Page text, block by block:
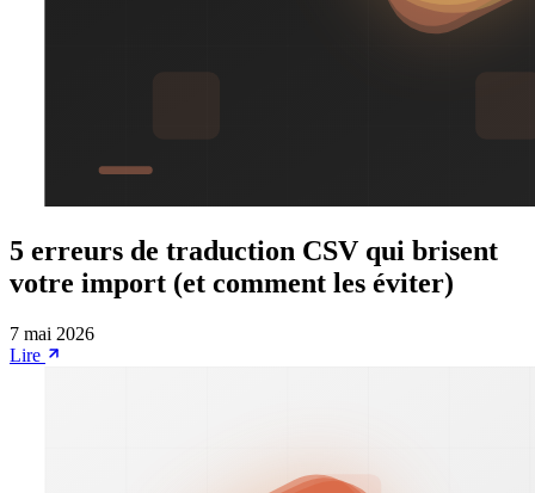
5 erreurs de traduction CSV qui brisent
votre import (et comment les éviter)
7 mai 2026
Lire